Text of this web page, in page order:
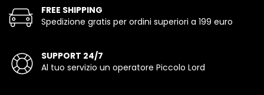
FREE SHIPPING
Spedizione gratis per ordini superiori a 199 euro
SUPPORT 24/7
Al tuo servizio un operatore Piccolo Lord